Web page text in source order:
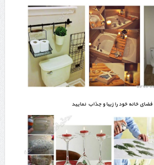
فضای خانه خود را زیبا و جذاب نمایید